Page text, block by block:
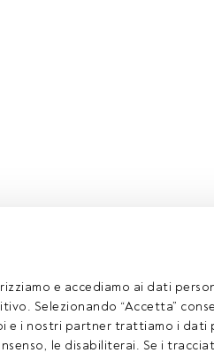
e accediamo ai dati
Selezionando “Accetta”
e i nostri partner trattiamo i dati
le disabiliterai. Se i